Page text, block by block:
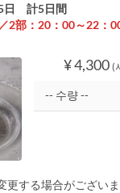
日 計5日間
2部：20：00～22：
¥ 4,300 (
する場合がございま